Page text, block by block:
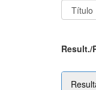
Result./